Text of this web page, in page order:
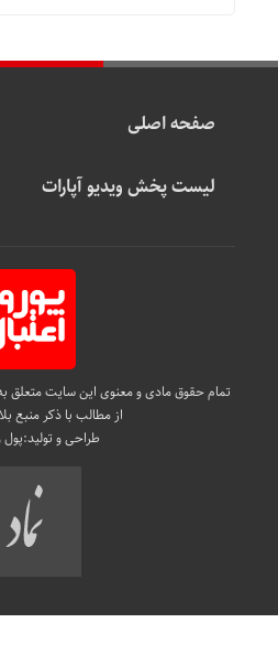
صفحه اصلی
لیست پخش ویدیو آپارات
تمام حقوق مادی و معنوی این سایت متعلق
از مطالب با ذکر منبع
طراحی و تولید:پول